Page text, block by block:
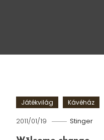
Játékvilág Kávéház
2011/01/19 Stinger